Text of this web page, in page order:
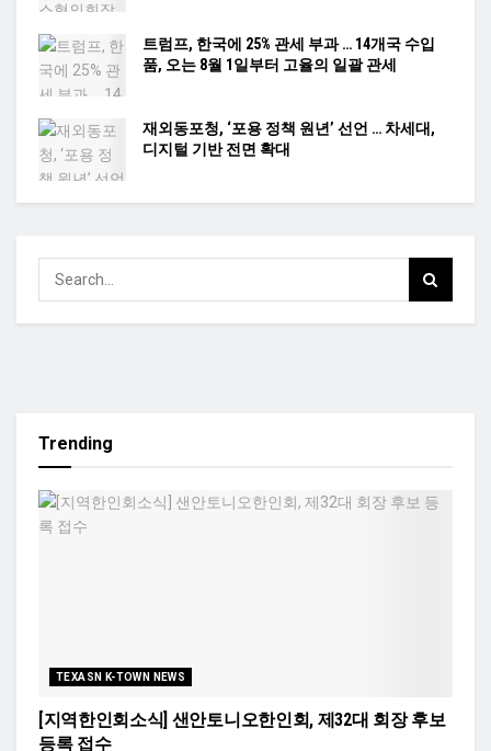
트럼프, 한국에 25% 관세 부과 … 14개국 수입
품, 오는 8월 1일부터 고율의 일괄 관세
재외동포청, ‘포용 정책 원년’ 선언 … 차세대,
디지털 기반 전면 확대
Trending
TEXASN K-TOWN NEWS
[지역한인회소식] 샌안토니오한인회, 제32대 회장 후보
등록 접수